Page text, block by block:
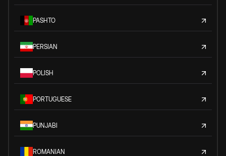
PASHTO
PERSIAN
POLISH
PORTUGUESE
PUNJABI
ROMANIAN